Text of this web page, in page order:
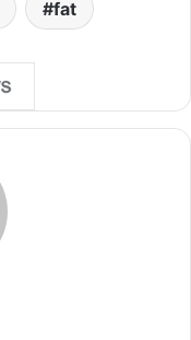
fat